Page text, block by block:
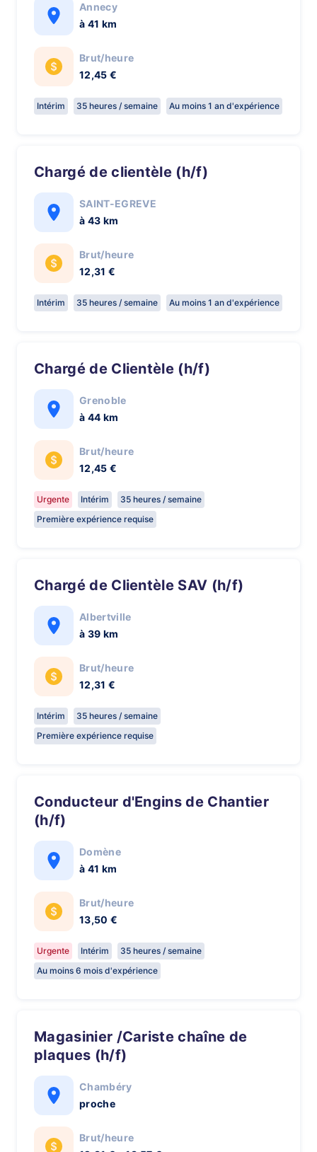
Annecy
à 41 km
Brut/heure
12,45 €
Intérim 35 heures / semaine Au moins 1 an d'expérience
Chargé de clientèle (h/f)
SAINT-EGREVE
à 43 km
Brut/heure
12,31 €
Intérim 35 heures / semaine Au moins 1 an d'expérience
Chargé de Clientèle (h/f)
Grenoble
à 44 km
Brut/heure
12,45 €
Urgente Intérim
35 heures / semaine
Première expérience requise
Chargé de Clientèle SAV (h/f)
Albertville
à 39 km
Brut/heure
12,31 €
Intérim
35 heures / semaine
Première expérience requise
Conducteur d'Engins de Chantier
(h/f)
Domène
à 41 km
Brut/heure
13,50 €
Urgente Intérim
35 heures / semaine
Au moins 6 mois d'expérience
Magasinier /Cariste chaîne de
plaques (h/f)
Chambéry
proche
Brut/heure